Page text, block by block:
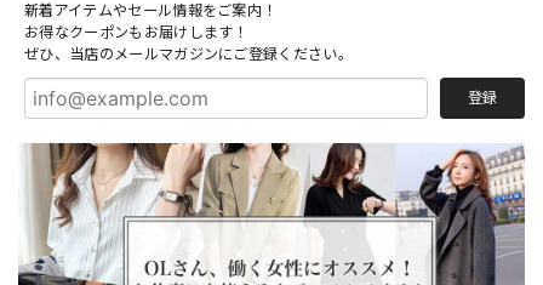
新着アイテムやセール情報をご案内！
お得なクーポンもお届けします！
ぜひ、当店のメールマガジンにご登録ください。
登録